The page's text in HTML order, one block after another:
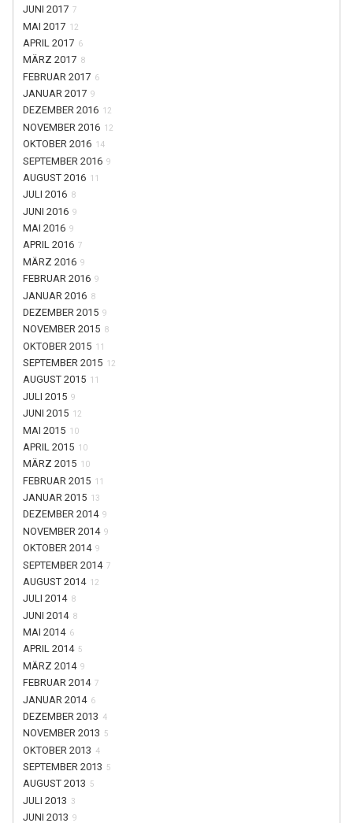
JUNI 2017 7
MAI 2017 12
APRIL 2017 6
MÄRZ 2017 8
FEBRUAR 2017 6
JANUAR 2017 9
DEZEMBER 2016 12
NOVEMBER 2016 12
OKTOBER 2016 14
SEPTEMBER 2016 9
AUGUST 2016 11
JULI 2016 8
JUNI 2016 9
MAI 2016 9
APRIL 2016 7
MÄRZ 2016 9
FEBRUAR 2016 9
JANUAR 2016 8
DEZEMBER 2015 9
NOVEMBER 2015 8
OKTOBER 2015 11
SEPTEMBER 2015 12
AUGUST 2015 11
JULI 2015 9
JUNI 2015 12
MAI 2015 10
APRIL 2015 10
MÄRZ 2015 10
FEBRUAR 2015 11
JANUAR 2015 13
DEZEMBER 2014 9
NOVEMBER 2014 9
OKTOBER 2014 9
SEPTEMBER 2014 7
AUGUST 2014 12
JULI 2014 8
JUNI 2014 8
MAI 2014 6
APRIL 2014 5
MÄRZ 2014 9
FEBRUAR 2014 7
JANUAR 2014 6
DEZEMBER 2013 4
NOVEMBER 2013 5
OKTOBER 2013 4
SEPTEMBER 2013 5
AUGUST 2013 5
JULI 2013 3
JUNI 2013 9